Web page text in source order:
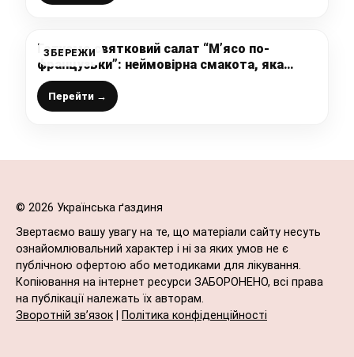
ЗБЕРЕЖИ
Готуємо святковий салат “М’ясо по-
французьки”: неймовірна смакота, яка
прикрасить будь-яке застілля
Перейти →
© 2026 Українська ґаздиня
Звертаємо вашу увагу на те, що матеріали сайту несуть
ознайомлювальний характер і ні за яких умов не є
публічною офертою або методиками для лікування.
Копіювання на інтернет ресурси ЗАБОРОНЕНО, всі права
на публікації належать їх авторам.
Зворотній зв’язок
Політика конфіденційності